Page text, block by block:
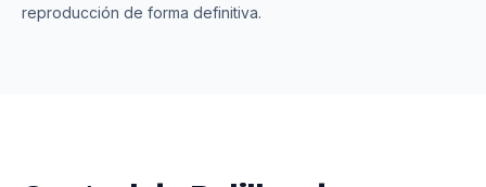
reproducción de forma definitiva.